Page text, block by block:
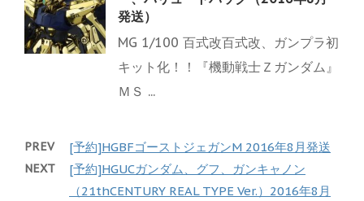
発送）
MG 1/100 百式改百式改、ガンプラ初
キット化！！『機動戦士Ｚガンダム』
ＭＳ ...
PREV [予約]HGBFゴーストジェガンM 2016年8月発送
NEXT
[予約]HGUCガンダム、グフ、ガンキャノン
（21thCENTURY REAL TYPE Ver.）2016年8月